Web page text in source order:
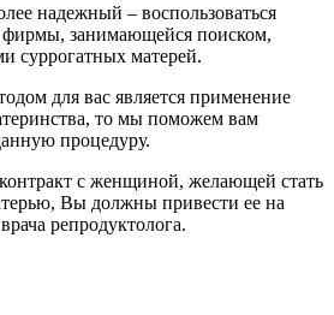
надежный – воспользоваться
занимающейся поиском,
суррогатных матерей.
для вас является применение
то мы поможем вам
процедуру.
с женщиной, желающей стать
Вы должны привести ее на
репродуктолога.